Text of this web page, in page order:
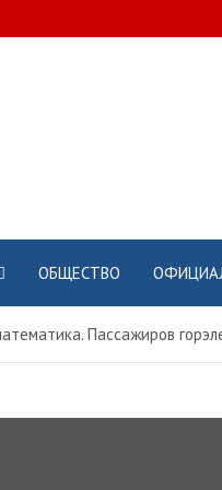
ОБЩЕСТВО
Пассажиров